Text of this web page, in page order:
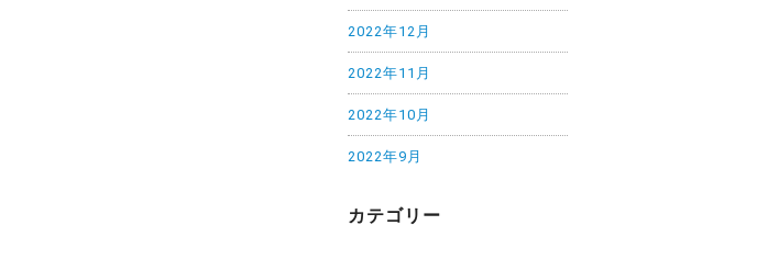
2022年12月
2022年11月
2022年10月
2022年9月
カテゴリー